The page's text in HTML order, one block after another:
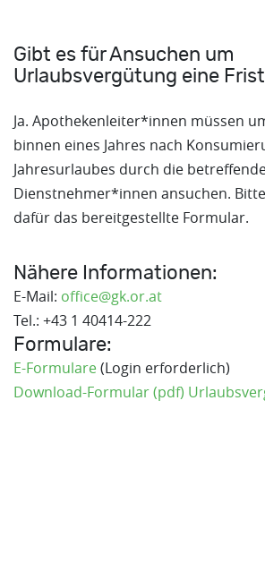
Gibt es für Ansuchen um
Urlaubsvergütung eine
Ja. Apothekenleiter*innen müssen
binnen eines Jahres nach
Jahresurlaubes durch die
Dienstnehmer*innen ansuchen.
dafür das bereitgestellte Formular.
Nähere Informationen:
E-Mail: office@gk.or.at
Tel.: +43 1 40414-222
Formulare:
E-Formulare(Login erforderlich)
Download-Formular (pdf)